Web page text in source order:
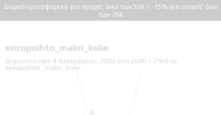
Δωρεάν μεταφορικά για αγορές άνω των 50€ / -15% για αγορές άνω
των 70€
xeiropoihto_makri_kolie
Δημοσιεύτηκε 4 Δεκεμβρίου, 2022 στο 2048 × 2560 σε
xeiropoihto_makri_kolie